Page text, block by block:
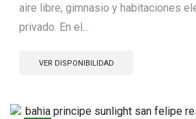
aire libre, gimnasio y habitaciones
privado. En el...
VER DISPONIBILIDAD